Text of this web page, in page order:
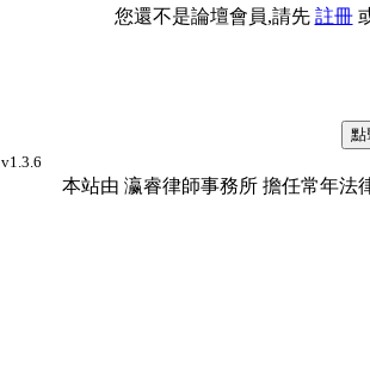
您還不是論壇會員,請先 註冊
v1.3.6
本站由 瀛睿律師事務所 擔任常年法